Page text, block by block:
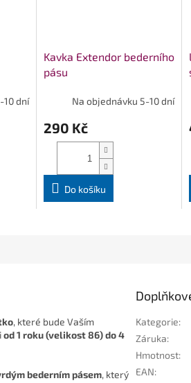
10 dní
Kavka Extendor bederního
pásu
Na objednávku 5-10 dní
290 Kč
Do košíku
, které bude Vaším
od 1 roku (velikost 86) do 4
bederním pásem, který
Kategorie:
Záruka:
Hmotnost:
EAN: